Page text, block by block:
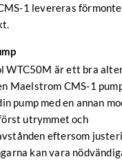
1 levereras
WTC50M är ett bra
Maelstrom CMS-1
pump med en annan
utrymmet och
eftersom
kan vara